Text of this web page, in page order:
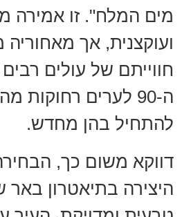
מים המלח". זו אמירה
ועוקצנית, אך
חווייתם של עולים
ה-90 לערים רחוקות
להתחיל בהן מחדש.
דווקא משום כך,
היצירה בתיאטרון